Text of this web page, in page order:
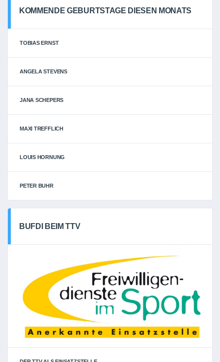
KOMMENDE GEBURTSTAGE DIESEN MONATS
TOBIAS ERNST
ANGELA STEVENS
JANA SCHEPERS
MAXI TREFFLICH
LOUIS HORNUNG
PETER BUHR
BUFDI BEIM TTV